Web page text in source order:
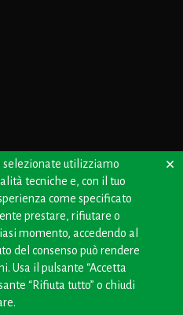
selezionate utilizziamo
tecniche e, con il tuo
come specificato
prestare, rifiutare o
momento, accedendo al
del consenso può rendere
Usa il pulsante “Accetta
“Rifiuta tutto” o chiudi
×